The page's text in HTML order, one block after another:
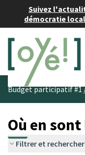
Suivez
démocratie
Budget participatif #1
Où en
Filtrer et rechercher